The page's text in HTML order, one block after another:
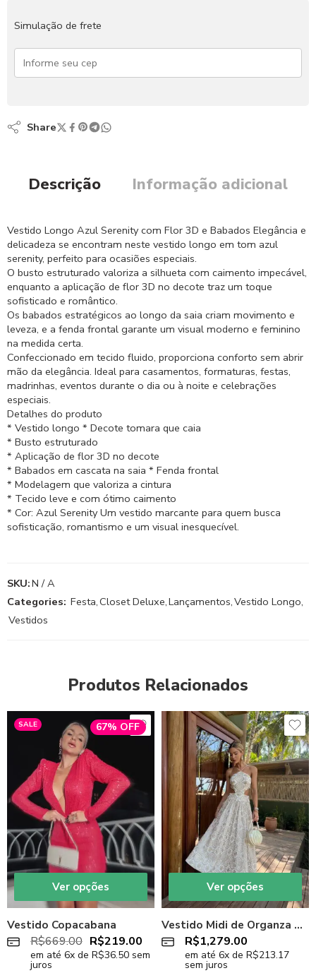
Simulação de frete
Share
Descrição Informação adicional
Vestido Longo Azul Serenity com Flor 3D e Babados Elegância e
delicadeza se encontram neste vestido longo em tom azul
serenity, perfeito para ocasiões especiais.
O busto estruturado valoriza a silhueta com caimento impecável,
enquanto a aplicação de flor 3D no decote traz um toque
sofisticado e romântico.
Os babados estratégicos ao longo da saia criam movimento e
leveza, e a fenda frontal garante um visual moderno e feminino
na medida certa.
Confeccionado em tecido fluido, proporciona conforto sem abrir
mão da elegância. Ideal para casamentos, formaturas, festas,
madrinhas, eventos durante o dia ou à noite e celebrações
especiais.
Detalhes do produto
* Vestido longo * Decote tomara que caia
* Busto estruturado
* Aplicação de flor 3D no decote
* Babados em cascata na saia * Fenda frontal
* Modelagem que valoriza a cintura
* Tecido leve e com ótimo caimento
* Cor: Azul Serenity Um vestido marcante para quem busca
sofisticação, romantismo e um visual inesquecível.
SKU:N / A
Categories: Festa,Closet Deluxe,Lançamentos,Vestido Longo,
Vestidos
Produtos Relacionados
SALE 67% OFF
Ver opções
Vestido Copacabana
R$669.00 R$219.00
em até 6x de R$36.50 sem
juros
Ver opções
Vestido Midi de Organza Bege Gold Nude
R$1,279.00
em até 6x de R$213.17
sem juros